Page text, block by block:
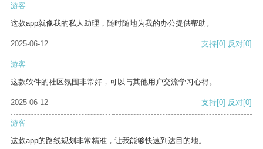
游客
这款app就像我的私人助理，随时随地为我的办公提供帮助。
2025-06-12 支持[0] 反对[0]
游客
这款软件的社区氛围非常好，可以与其他用户交流学习心得。
2025-06-12 支持[0] 反对[0]
游客
这款app的路线规划非常精准，让我能够快速到达目的地。